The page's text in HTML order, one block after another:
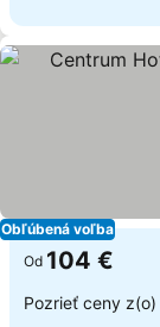
Obľúbená voľba
Od 104 €
Pozrieť ceny z(o)